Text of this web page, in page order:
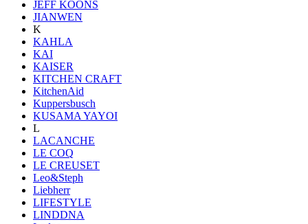
JEFF KOONS
JIANWEN
K
KAHLA
KAI
KAISER
KITCHEN CRAFT
KitchenAid
Kuppersbusch
KUSAMA YAYOI
L
LACANCHE
LE COQ
LE CREUSET
Leo&Steph
Liebherr
LIFESTYLE
LINDDNA